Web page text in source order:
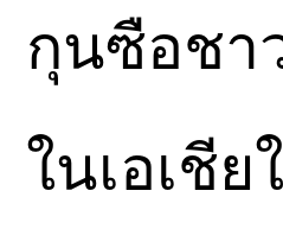
กุนซือชา
ในเอเชี